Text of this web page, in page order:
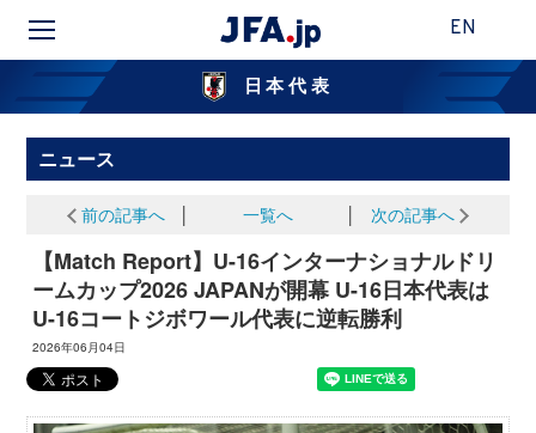
EN
日本代表
ニュース
前の記事へ 一覧へ 次の記事へ
【Match Report】U-16インターナショナルドリ
ームカップ2026 JAPANが開幕 U-16日本代表は
U-16コートジボワール代表に逆転勝利
2026年06月04日